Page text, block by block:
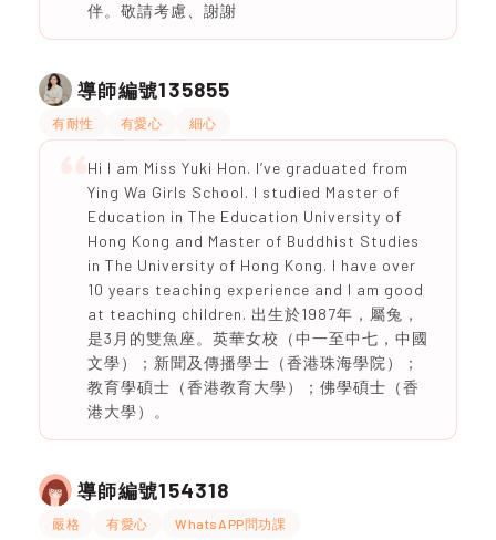
伴。敬請考慮、謝謝
導師編號135855
有耐性 有愛心 細心
Hi I am Miss Yuki Hon. I’ve graduated from
Ying Wa Girls School. I studied Master of
Education in The Education University of
Hong Kong and Master of Buddhist Studies
in The University of Hong Kong. I have over
10 years teaching experience and I am good
at teaching children. 出生於1987年，屬兔，
是3月的雙魚座。英華女校（中一至中七，中國
文學）；新聞及傳播學士（香港珠海學院）；
教育學碩士（香港教育大學）；佛學碩士（香
港大學）。
導師編號154318
嚴格 有愛心 WhatsAPP問功課